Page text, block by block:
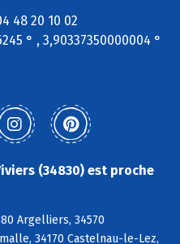
48 20 10 02
° , 3,90337350000004 °
(34830) est proche
Argelliers, 34570
34170 Castelnau-le-Lez,